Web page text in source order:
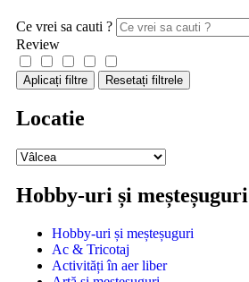
Ce vrei sa cauti ?
Review
Aplicați filtre Resetați filtrele
Locatie
Hobby-uri și meșteșuguri
Hobby-uri și meșteșuguri
Ac & Tricotaj
Activități în aer liber